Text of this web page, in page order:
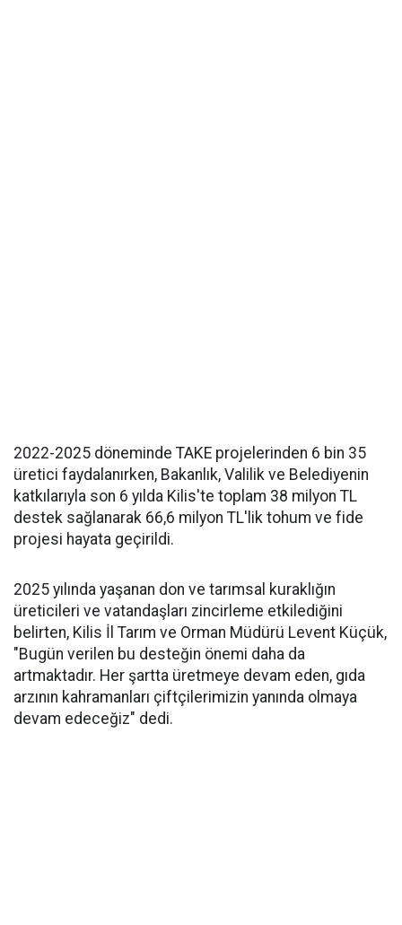
2022-2025 döneminde TAKE projelerinden 6 bin 35
üretici faydalanırken, Bakanlık, Valilik ve Belediyenin
katkılarıyla son 6 yılda Kilis'te toplam 38 milyon TL
destek sağlanarak 66,6 milyon TL'lik tohum ve fide
projesi hayata geçirildi.
2025 yılında yaşanan don ve tarımsal kuraklığın
üreticileri ve vatandaşları zincirleme etkilediğini
belirten, Kilis İl Tarım ve Orman Müdürü Levent Küçük,
"Bugün verilen bu desteğin önemi daha da
artmaktadır. Her şartta üretmeye devam eden, gıda
arzının kahramanları çiftçilerimizin yanında olmaya
devam edeceğiz" dedi.